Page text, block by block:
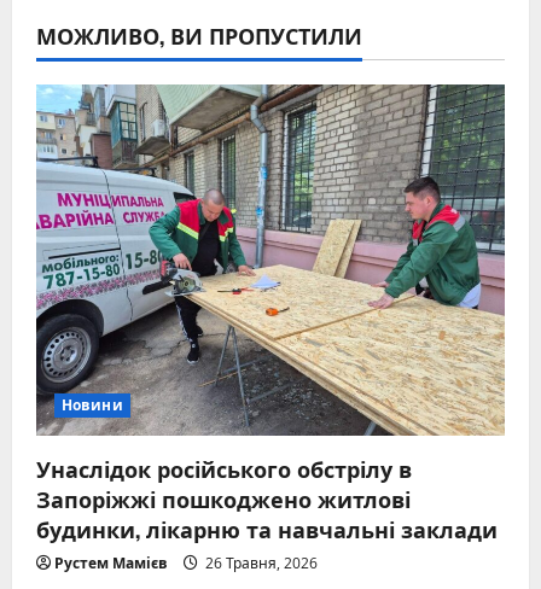
МОЖЛИВО, ВИ ПРОПУСТИЛИ
Новини
Унаслідок російського обстрілу в
Запоріжжі пошкоджено житлові
будинки, лікарню та навчальні заклади
Рустем Мамієв 26 Травня, 2026